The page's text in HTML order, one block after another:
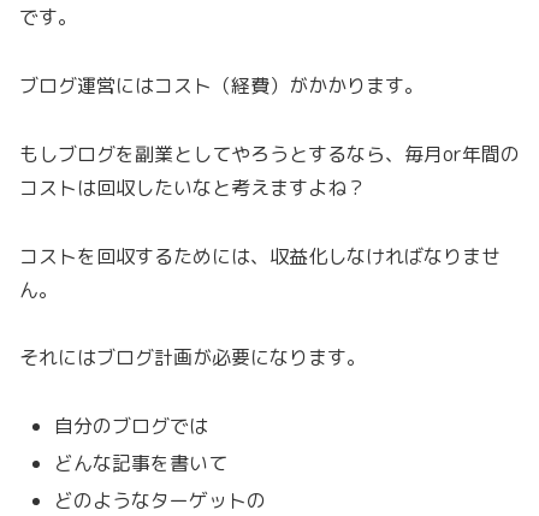
です。
ブログ運営にはコスト（経費）がかかります。
もしブログを副業としてやろうとするなら、毎月or年間の
コストは回収したいなと考えますよね？
コストを回収するためには、収益化しなければなりませ
ん。
それにはブログ計画が必要になります。
自分のブログでは
どんな記事を書いて
どのようなターゲットの